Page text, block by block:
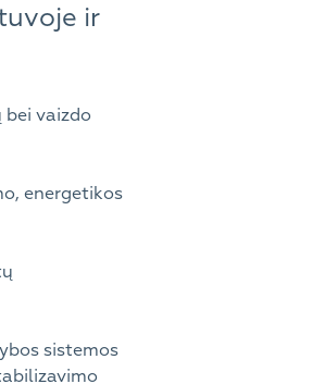
ir
vaizdo
energetikos
sistemos